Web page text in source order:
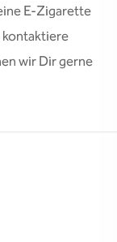
E-Zigarette
wir Dir gerne